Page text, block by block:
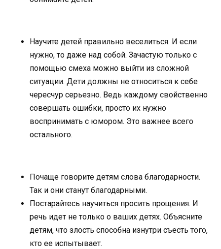
Научите детей правильно веселиться. И если
нужно, то даже над собой. Зачастую только с
помощью смеха можно выйти из сложной
ситуации. Дети должны не относиться к себе
чересчур серьезно. Ведь каждому свойственно
совершать ошибки, просто их нужно
воспринимать с юмором. Это важнее всего
остального.
Почаще говорите детям слова благодарности.
Так и они станут благодарными.
Постарайтесь научиться просить прощения. И
речь идет не только о ваших детях. Объясните
детям, что злость способна изнутри съесть того,
кто ее испытывает.